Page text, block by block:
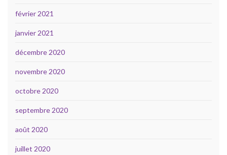
février 2021
janvier 2021
décembre 2020
novembre 2020
octobre 2020
septembre 2020
août 2020
juillet 2020